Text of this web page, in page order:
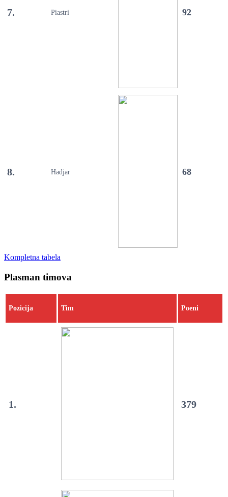
7. Piastri 92
8. Hadjar 68
Kompletna tabela
Plasman timova
Pozicija Tim Poeni
1. 379